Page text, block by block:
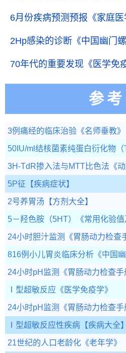
6月份疾病预测预报 《家庭
2Hp感染的诊断 《中国幽门
70年代的重要发现 《医学免
参
3例痛经的临床治验 《名师垂教》
50IU/ml结核菌素纯蛋白衍化物
3H-TdR掺入法与MTT比色法 《
5P征 【疾病症状】
2号养胃汤 【方剂大全】
5－羟色胺（5HT） 《常用化验值
24小时胆汁监测 《胃肠动力检查
816例小儿胃炎临床分析 《中国
24小时pH监测 《胃肠动力检查手
Ⅰ型超敏反应 《医学免疫学》
24小时pH监测 《胃肠动力检查手
Ⅰ型超敏反应性疾病 【疾病大全】
21世纪的人口老龄化 《老年学》